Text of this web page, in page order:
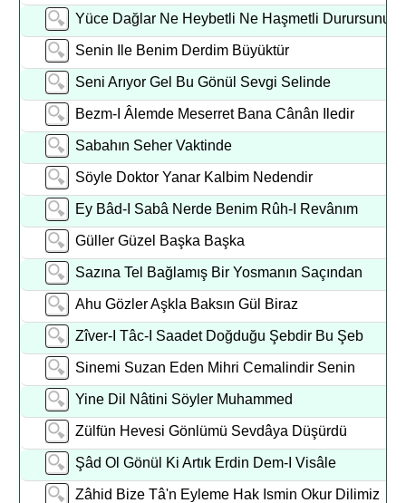
Yüce Dağlar Ne Heybetli Ne Haşmetli Durursunuz
Senin Ile Benim Derdim Büyüktür
Seni Arıyor Gel Bu Gönül Sevgi Selinde
Bezm-I Âlemde Meserret Bana Cânân Iledir
Sabahın Seher Vaktinde
Söyle Doktor Yanar Kalbim Nedendir
Ey Bâd-I Sabâ Nerde Benim Rûh-I Revânım
Güller Güzel Başka Başka
Sazına Tel Bağlamış Bir Yosmanın Saçından
Ahu Gözler Aşkla Baksın Gül Biraz
Zîver-I Tâc-I Saadet Doğduğu Şebdir Bu Şeb
Sinemi Suzan Eden Mihri Cemalindir Senin
Yine Dil Nâtini Söyler Muhammed
Zülfün Hevesi Gönlümü Sevdâya Düşürdü
Şâd Ol Gönül Ki Artık Erdin Dem-I Visâle
Zâhid Bize Tâ'n Eyleme Hak Ismin Okur Dilimiz